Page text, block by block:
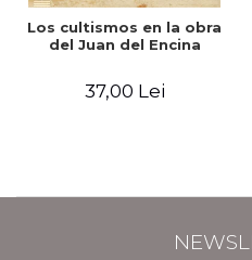
Los cultismos en la obra
del Juan del Encina
37,00 Lei